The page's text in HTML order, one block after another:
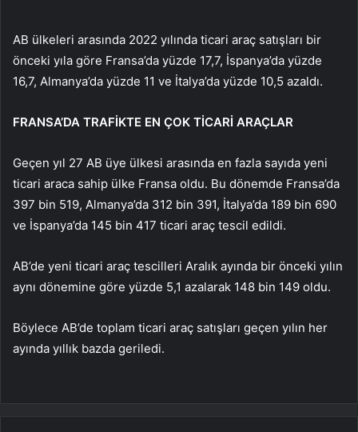
AB ülkeleri arasında 2022 yılında ticari araç satışları bir
önceki yıla göre Fransa’da yüzde 17,7, İspanya’da yüzde
16,7, Almanya’da yüzde 11 ve İtalya’da yüzde 10,5 azaldı.
FRANSA’DA TRAFİKTE EN ÇOK TİCARİ ARAÇLAR
Geçen yıl 27 AB üye ülkesi arasında en fazla sayıda yeni
ticari araca sahip ülke Fransa oldu. Bu dönemde Fransa’da
397 bin 519, Almanya’da 312 bin 391, İtalya’da 189 bin 690
ve İspanya’da 145 bin 417 ticari araç tescil edildi.
AB’de yeni ticari araç tescilleri Aralık ayında bir önceki yılın
aynı dönemine göre yüzde 5,1 azalarak 148 bin 149 oldu.
Böylece AB’de toplam ticari araç satışları geçen yılın her
ayında yıllık bazda geriledi.